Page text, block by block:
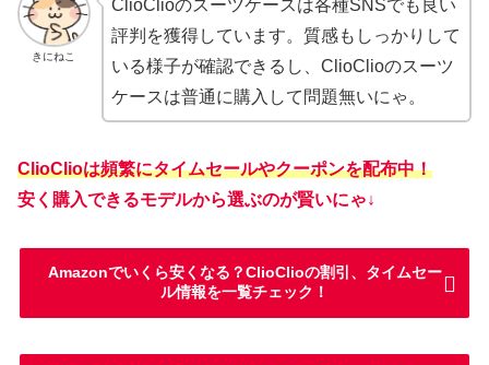
きにねこ
ClioClioのスーツケースは各種SNSでも良い
評判を獲得しています。質感もしっかりして
いる様子が確認できるし、ClioClioのスーツ
ケースは普通に購入して問題無いにゃ。
ClioClioは頻繁にタイムセールやクーポンを配布中！
安く購入できるモデルから選ぶのが賢いにゃ↓
Amazonでいくら安くなる？ClioClioの割引、タイムセー
ル情報を一覧チェック！